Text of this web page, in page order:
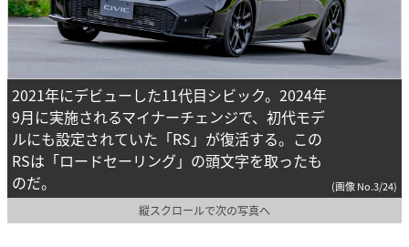
2021年にデビューした11代目シビック。2024年
9月に実施されるマイナーチェンジで、初代モデ
ルにも設定されていた「RS」が復活する。この
RSは「ロードセーリング」の頭文字を取ったも
のだ。
(画像 No.3/24)
縦スクロールで次の写真へ